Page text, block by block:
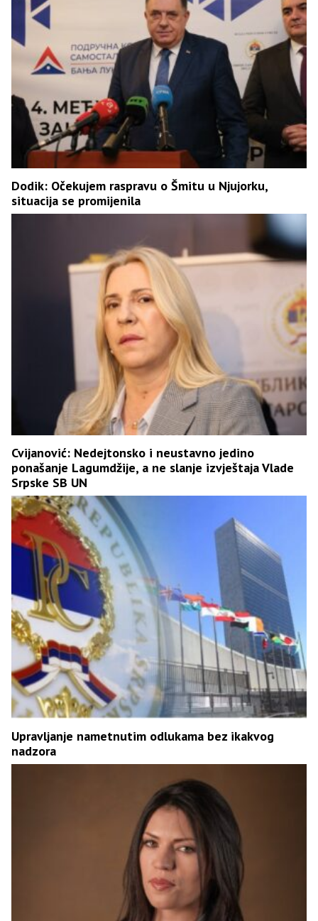
Dodik: Očekujem raspravu o Šmitu u Njujorku,
situacija se promijenila
Cvijanović: Nedejtonsko i neustavno jedino
ponašanje Lagumdžije, a ne slanje izvještaja Vlade
Srpske SB UN
Upravljanje nametnutim odlukama bez ikakvog
nadzora